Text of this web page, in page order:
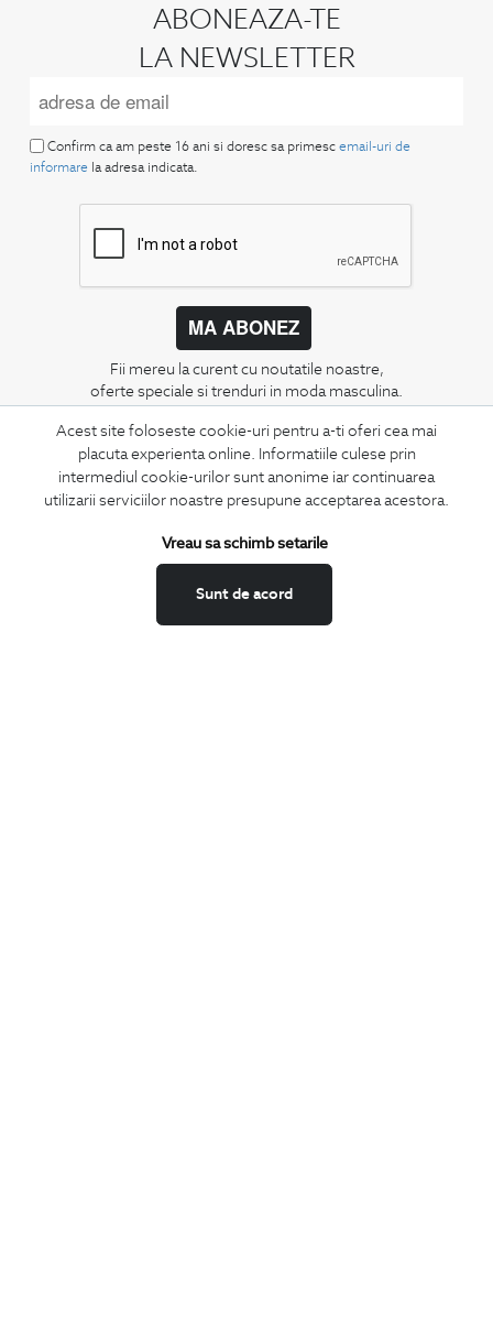
Acest site foloseste cookie-uri pentru a-ti oferi cea mai
placuta experienta online. Informatiile culese prin
intermediul cookie-urilor sunt anonime iar continuarea
utilizarii serviciilor noastre presupune acceptarea acestora.
Sunt de acord
Vreau sa schimb setarile
ABONEAZA-TE
LA NEWSLETTER
Confirm ca am peste 16 ani si doresc sa primesc email-uri de
informare la adresa indicata.
MA ABONEZ
Fii mereu la curent cu noutatile noastre,
oferte speciale si trenduri in moda masculina.
CONCIERGE
Termeni si conditii
Schimburi si retur
Securitatea datelor
Feedback site
ANPC
SOL